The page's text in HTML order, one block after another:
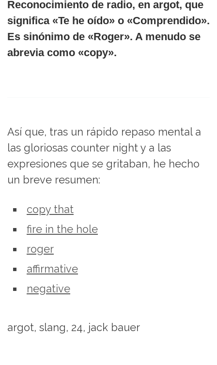
Reconocimiento de radio, en argot, que
significa «Te he oído» o «Comprendido».
Es sinónimo de «Roger». A menudo se
abrevia como «copy».
Así que, tras un rápido repaso mental a
las gloriosas counter night y a las
expresiones que se gritaban, he hecho
un breve resumen:
copy that
fire in the hole
roger
affirmative
negative
argot, slang, 24, jack bauer